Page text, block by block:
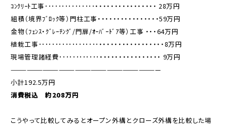
ｺﾝｸﾘｰﾄ工事･･･････････････・・・・・・・・・・・・・・・・ 28万円
組積（境界ﾌﾞﾛｯｸ等）門柱工事・・・・・・・・・・・・・・・・59万円
金物（ﾌｪﾝｽ・ｸﾞﾚｰﾁﾝｸﾞ/門扉/ｵｰﾊﾞｰﾄﾞｱ等）工事 ・・・64万円
植栽工事･･････････････････・・・・・・・・・・・・・・・・・8万円
現場管理諸経費････････････・・・・・・・・・・・・・・・・ 9万円
————————————————————————————
小計192.5万円
消費税込 約208万円
こうやって比較してみるとオープン外構とクローズ外構を比較した場